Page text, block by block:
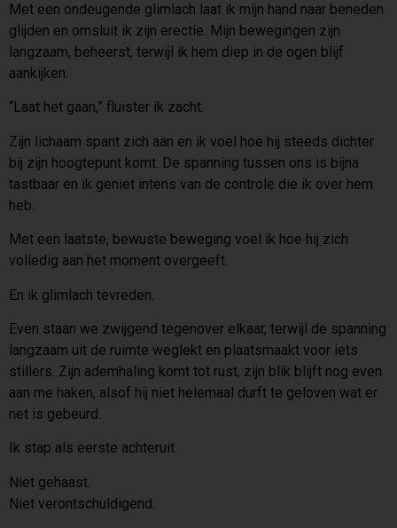
Met een ondeugende glimlach laat ik mijn hand naar beneden
glijden en omsluit ik zijn erectie. Mijn bewegingen zijn
langzaam, beheerst, terwijl ik hem diep in de ogen blijf
aankijken.
“Laat het gaan,” fluister ik zacht.
Zijn lichaam spant zich aan en ik voel hoe hij steeds dichter
bij zijn hoogtepunt komt. De spanning tussen ons is bijna
tastbaar en ik geniet intens van de controle die ik over hem
heb.
Met een laatste, bewuste beweging voel ik hoe hij zich
volledig aan het moment overgeeft.
En ik glimlach tevreden.
Even staan we zwijgend tegenover elkaar, terwijl de spanning
langzaam uit de ruimte weglekt en plaatsmaakt voor iets
stillers. Zijn ademhaling komt tot rust, zijn blik blijft nog even
aan me haken, alsof hij niet helemaal durft te geloven wat er
net is gebeurd.
Ik stap als eerste achteruit.
Niet gehaast.
Niet verontschuldigend.